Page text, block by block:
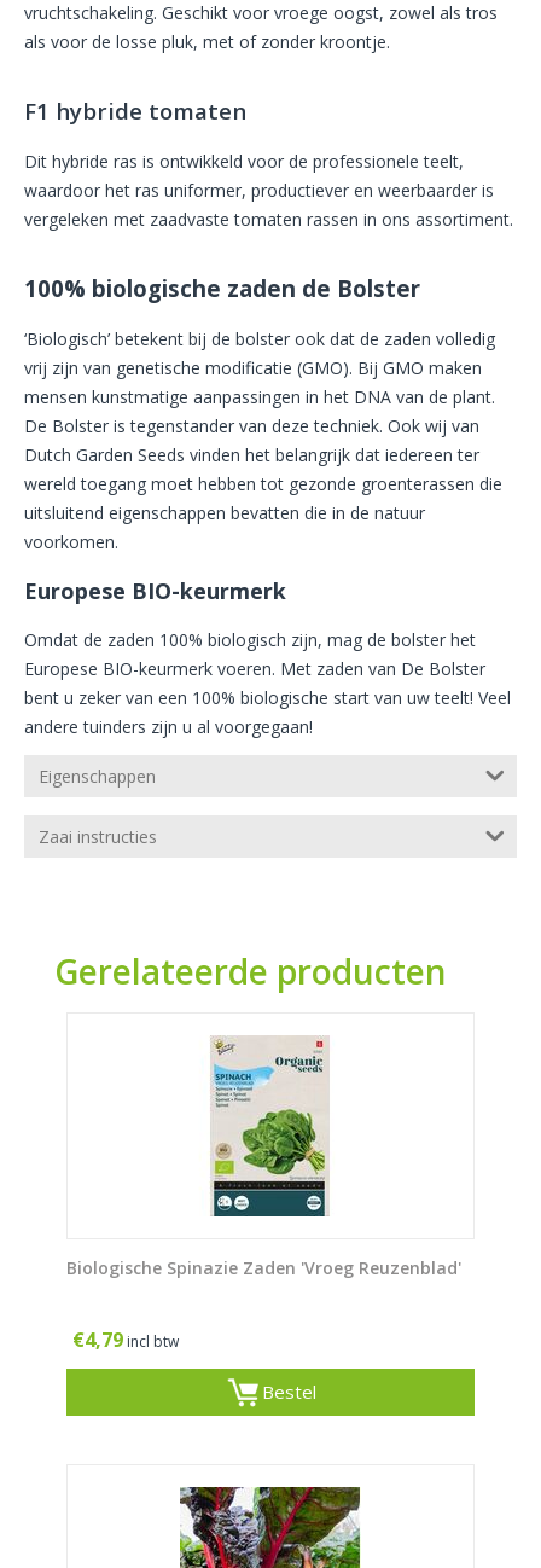
vruchtschakeling. Geschikt voor vroege oogst, zowel als tros
als voor de losse pluk, met of zonder kroontje.
F1 hybride tomaten
Dit hybride ras is ontwikkeld voor de professionele teelt,
waardoor het ras uniformer, productiever en weerbaarder is
vergeleken met zaadvaste tomaten rassen in ons assortiment.
100% biologische zaden de Bolster
‘Biologisch’ betekent bij de bolster ook dat de zaden volledig
vrij zijn van genetische modificatie (GMO). Bij GMO maken
mensen kunstmatige aanpassingen in het DNA van de plant.
De Bolster is tegenstander van deze techniek. Ook wij van
Dutch Garden Seeds vinden het belangrijk dat iedereen ter
wereld toegang moet hebben tot gezonde groenterassen die
uitsluitend eigenschappen bevatten die in de natuur
voorkomen.
Europese BIO-keurmerk
Omdat de zaden 100% biologisch zijn, mag de bolster het
Europese BIO-keurmerk voeren. Met zaden van De Bolster
bent u zeker van een 100% biologische start van uw teelt! Veel
andere tuinders zijn u al voorgegaan!
Eigenschappen
Zaai instructies
Gerelateerde producten
Biologische Spinazie Zaden 'Vroeg Reuzenblad'
€4,79 incl btw
Bestel